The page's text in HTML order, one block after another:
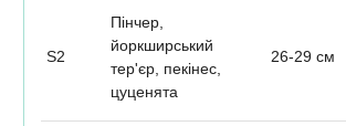
S2
Пінчер,
йоркширський
тер'єр, пекінес,
цуценята
26-29 см